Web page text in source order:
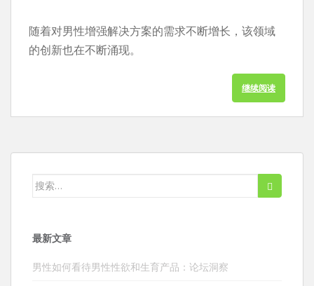
随着对男性增强解决方案的需求不断增长，该领域
的创新也在不断涌现。
继续阅读
搜
最新文章
男性如何看待男性性欲和生育产品：论坛洞察